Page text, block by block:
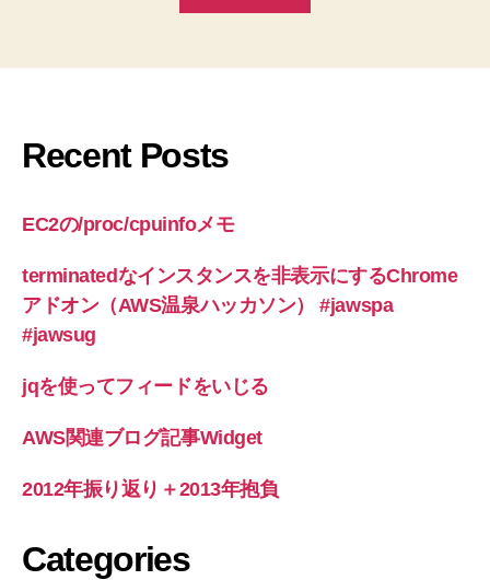
開
発
Recent Posts
EC2の/proc/cpuinfoメモ
terminatedなインスタンスを非表示にするChrome
アドオン（AWS温泉ハッカソン） #jawspa
#jawsug
jqを使ってフィードをいじる
AWS関連ブログ記事Widget
2012年振り返り＋2013年抱負
Categories